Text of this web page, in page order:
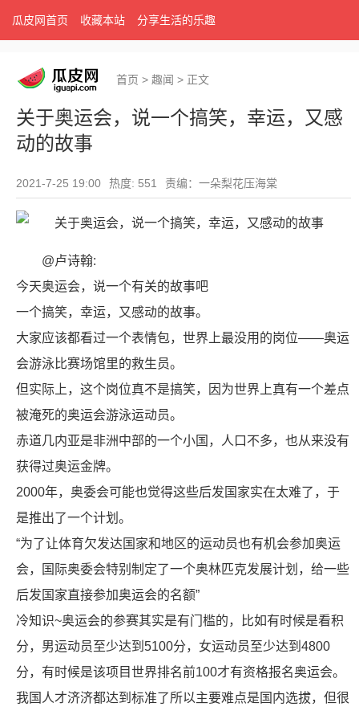
瓜皮网首页 收藏本站 分享生活的乐趣
首页 > 趣闻 > 正文
关于奥运会，说一个搞笑，幸运，又感
动的故事
2021-7-25 19:00 热度: 551 责编：一朵梨花压海棠
@卢诗翰:
今天奥运会，说一个有关的故事吧
一个搞笑，幸运，又感动的故事。
大家应该都看过一个表情包，世界上最没用的岗位——奥运
会游泳比赛场馆里的救生员。
但实际上，这个岗位真不是搞笑，因为世界上真有一个差点
被淹死的奥运会游泳运动员。
赤道几内亚是非洲中部的一个小国，人口不多，也从来没有
获得过奥运金牌。
2000年，奥委会可能也觉得这些后发国家实在太难了，于
是推出了一个计划。
“为了让体育欠发达国家和地区的运动员也有机会参加奥运
会，国际奥委会特别制定了一个奥林匹克发展计划，给一些
后发国家直接参加奥运会的名额”
冷知识~奥运会的参赛其实是有门槛的，比如有时候是看积
分，男运动员至少达到5100分，女运动员至少达到4800
分，有时候是该项目世界排名前100才有资格报名奥运会。
我国人才济济都达到标准了所以主要难点是国内选拔，但很